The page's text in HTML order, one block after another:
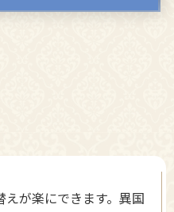
えが楽にできます。異国